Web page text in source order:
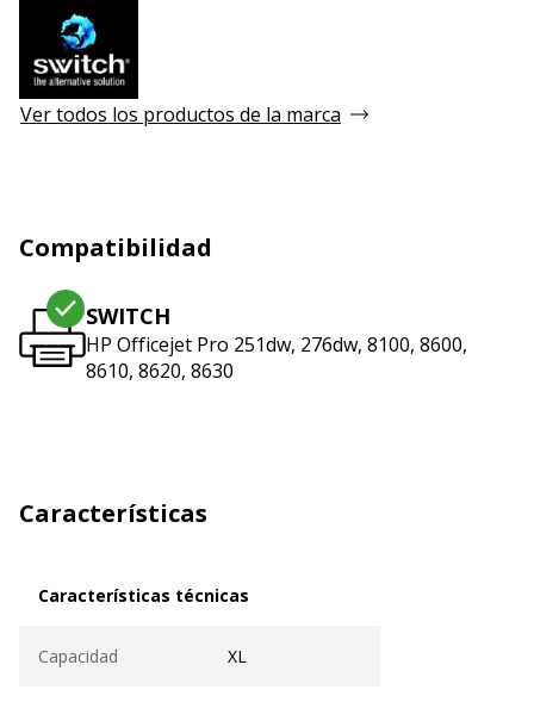
Ver todos los productos de la marca
Compatibilidad
SWITCH
HP Officejet Pro 251dw, 276dw, 8100, 8600,
8610, 8620, 8630
Características
Características técnicas
Capacidad XL